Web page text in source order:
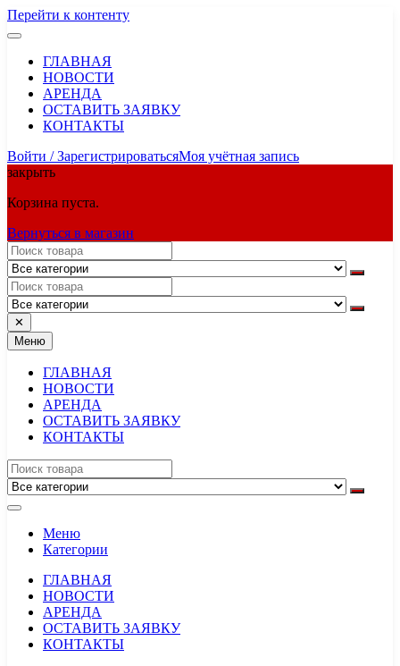
Перейти к контенту
ГЛАВНАЯ
НОВОСТИ
АРЕНДА
ОСТАВИТЬ ЗАЯВКУ
КОНТАКТЫ
Войти / ЗарегистрироватьсяМоя учётная запись
закрыть
Корзина пуста.
Вернуться в магазин
✕
Меню
ГЛАВНАЯ
НОВОСТИ
АРЕНДА
ОСТАВИТЬ ЗАЯВКУ
КОНТАКТЫ
Меню
Категории
ГЛАВНАЯ
НОВОСТИ
АРЕНДА
ОСТАВИТЬ ЗАЯВКУ
КОНТАКТЫ